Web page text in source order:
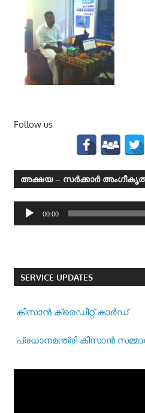
Follow us
അക്ഷയ – സര്‍ക്കാര്‍ അംഗീകൃത
Audio
Player
00:00
SERVICE UPDATES
കിസാന്‍ ക്രെ‍ഡിറ്റ് കാര്‍ഡ്
പ്രധാനമന്ത്രി കിസാന്‍